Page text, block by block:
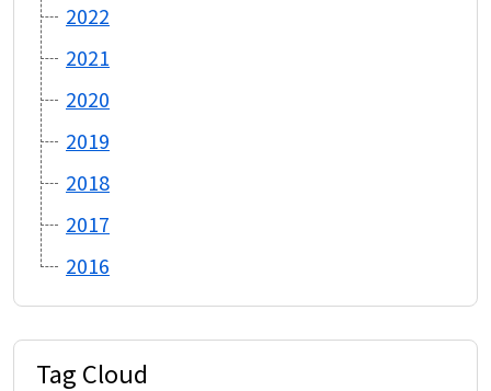
2022
2021
2020
2019
2018
2017
2016
Tag Cloud